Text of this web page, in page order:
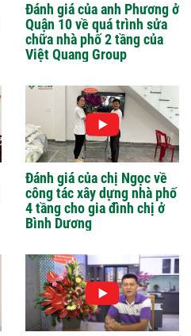
Đánh giá của anh Phương ở
Quận 10 về quá trình sửa
chữa nhà phố 2 tầng của
Việt Quang Group
Đánh giá của chị Ngọc về
công tác xây dựng nhà phố
4 tầng cho gia đình chị ở
Bình Dương